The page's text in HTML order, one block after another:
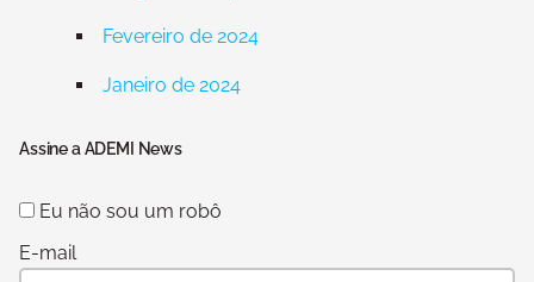
Fevereiro de 2024
Janeiro de 2024
Assine a ADEMI News
Eu não sou um robô
E-mail